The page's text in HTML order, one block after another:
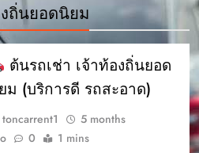
ถิ่นยอดนิยม
ต้นรถเช่า เจ้าท้องถิ่นยอด
ม (บริการดี รถสะอาด)
toncarrent1
5 months
0 1 mins